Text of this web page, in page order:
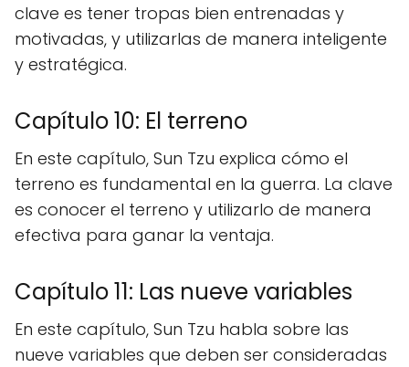
clave es tener tropas bien entrenadas y
motivadas, y utilizarlas de manera inteligente
y estratégica.
Capítulo 10: El terreno
En este capítulo, Sun Tzu explica cómo el
terreno es fundamental en la guerra. La clave
es conocer el terreno y utilizarlo de manera
efectiva para ganar la ventaja.
Capítulo 11: Las nueve variables
En este capítulo, Sun Tzu habla sobre las
nueve variables que deben ser consideradas